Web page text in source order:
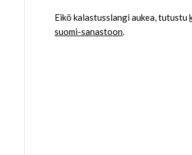
Eikö kalastusslangi aukea, tutustu
suomi-sanastoon.